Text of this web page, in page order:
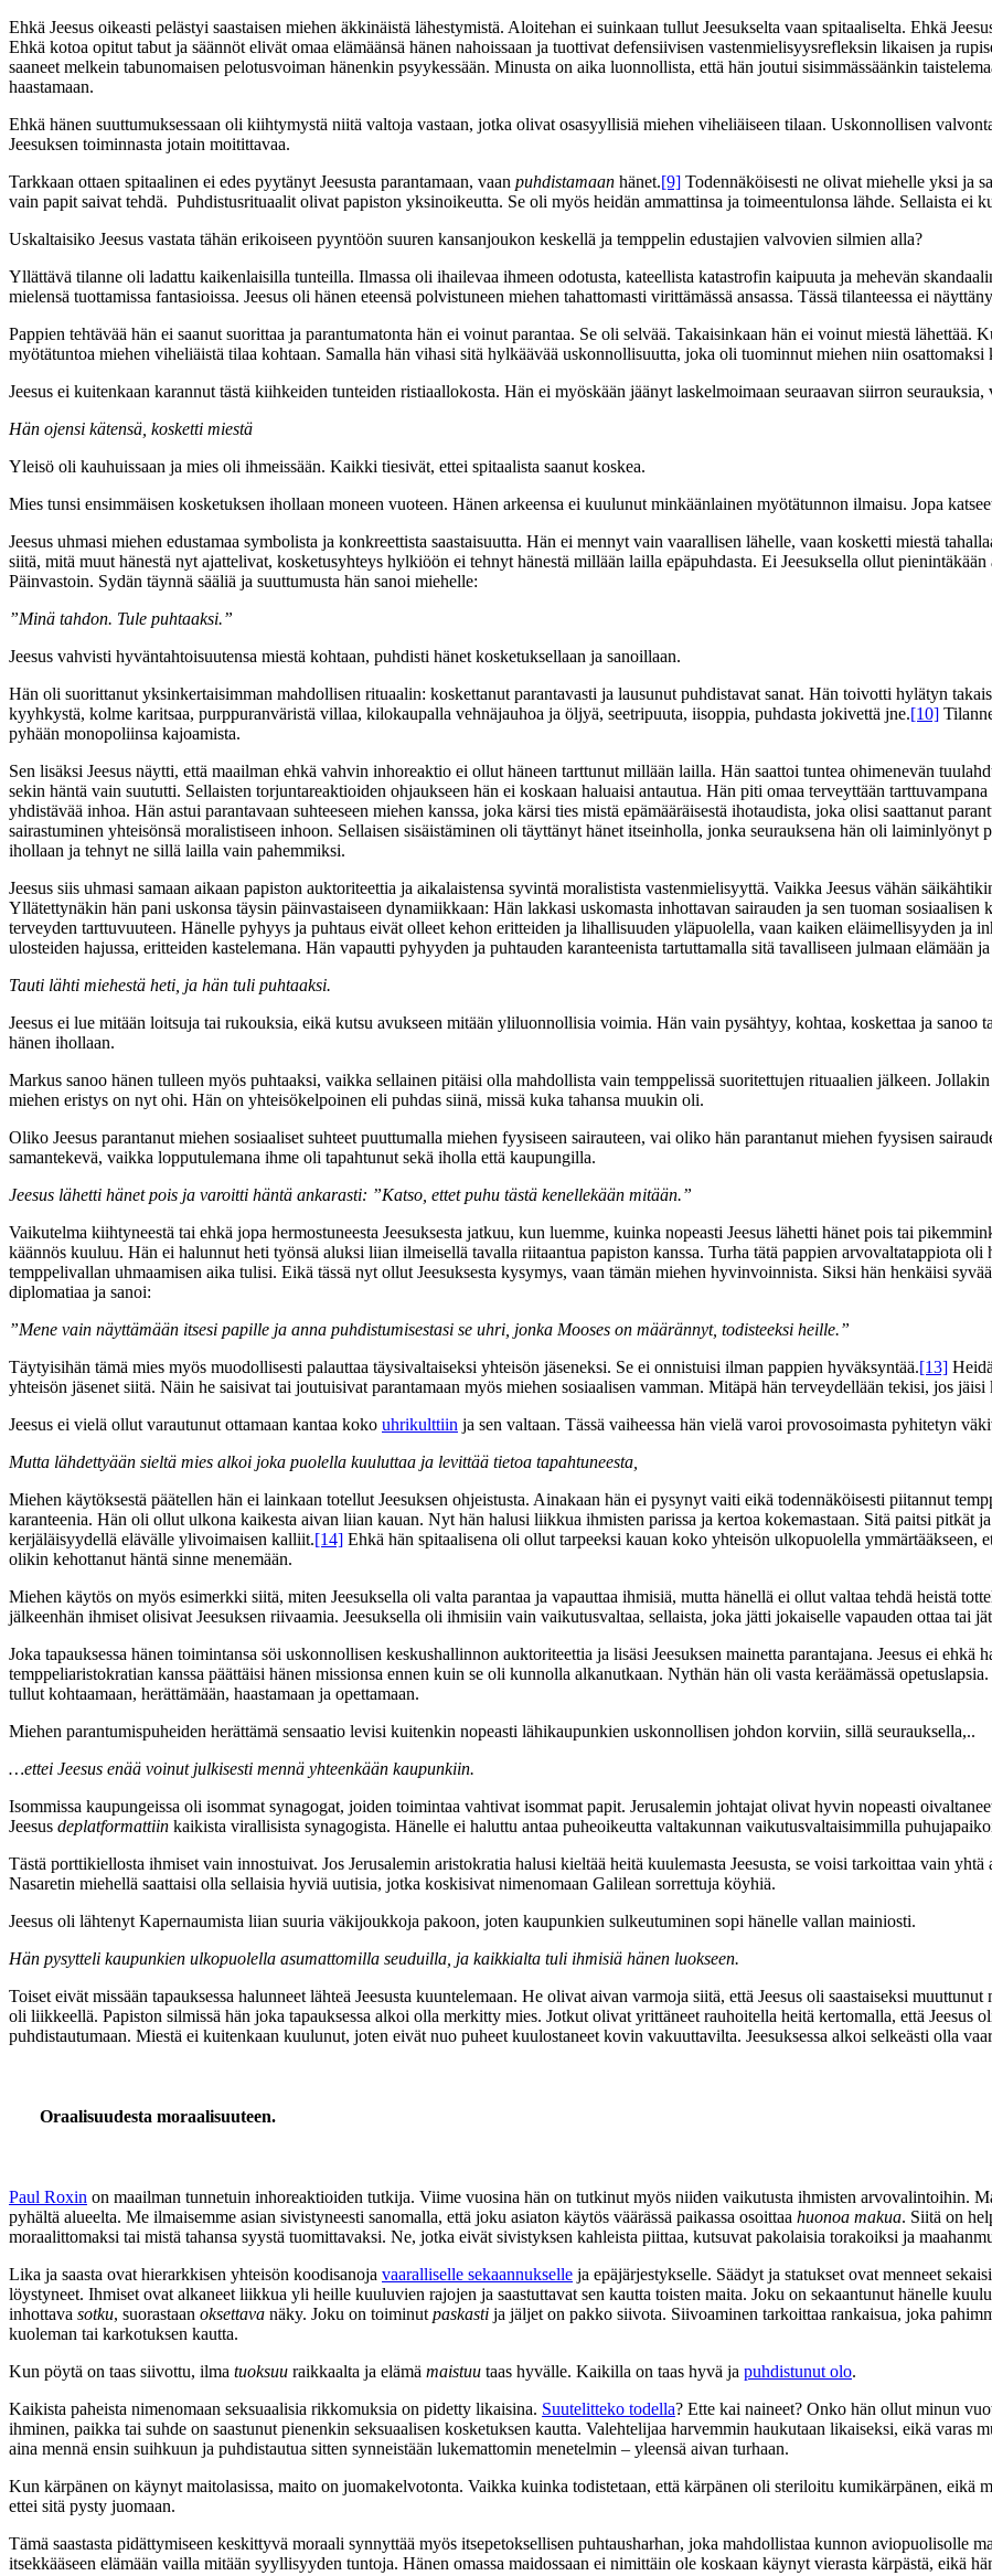
Ehkä Jeesus oikeasti pelästyi saastaisen miehen äkkinäistä lähestymistä. Aloitehan ei suinkaan tullut Jeesukselta vaan spitaaliselta. Ehkä
Ehkä kotoa opitut tabut ja säännöt elivät omaa elämäänsä hänen nahoissaan ja tuottivat defensiivisen vastenmielisyysrefleksin likaisen ja
saaneet melkein tabunomaisen pelotusvoiman hänenkin psyykessään. Minusta on aika luonnollista, että hän joutui sisimmässäänkin
haastamaan.
Ehkä hänen suuttumuksessaan oli kiihtymystä niitä valtoja vastaan, jotka olivat osasyyllisiä miehen viheliäiseen tilaan. Uskonnollisen
Jeesuksen toiminnasta jotain moitittavaa.
Tarkkaan ottaen spitaalinen ei edes pyytänyt Jeesusta parantamaan, vaan puhdistamaan hänet.[9] Todennäköisesti ne olivat miehelle yksi ja
vain papit saivat tehdä. Puhdistusrituaalit olivat papiston yksinoikeutta. Se oli myös heidän ammattinsa ja toimeentulonsa lähde. Sellaista ei
Uskaltaisiko Jeesus vastata tähän erikoiseen pyyntöön suuren kansanjoukon keskellä ja temppelin edustajien valvovien silmien alla?
Yllättävä tilanne oli ladattu kaikenlaisilla tunteilla. Ilmassa oli ihailevaa ihmeen odotusta, kateellista katastrofin kaipuuta ja mehevän
mielensä tuottamissa fantasioissa. Jeesus oli hänen eteensä polvistuneen miehen tahattomasti virittämässä ansassa. Tässä tilanteessa ei
Pappien tehtävää hän ei saanut suorittaa ja parantumatonta hän ei voinut parantaa. Se oli selvää. Takaisinkaan hän ei voinut miestä lähettää.
myötätuntoa miehen viheliäistä tilaa kohtaan. Samalla hän vihasi sitä hylkäävää uskonnollisuutta, joka oli tuominnut miehen niin
Jeesus ei kuitenkaan karannut tästä kiihkeiden tunteiden ristiaallokosta. Hän ei myöskään jäänyt laskelmoimaan seuraavan siirron
Hän ojensi kätensä, kosketti miestä
Yleisö oli kauhuissaan ja mies oli ihmeissään. Kaikki tiesivät, ettei spitaalista saanut koskea.
Mies tunsi ensimmäisen kosketuksen ihollaan moneen vuoteen. Hänen arkeensa ei kuulunut minkäänlainen myötätunnon ilmaisu. Jopa
Jeesus uhmasi miehen edustamaa symbolista ja konkreettista saastaisuutta. Hän ei mennyt vain vaarallisen lähelle, vaan kosketti miestä
siitä, mitä muut hänestä nyt ajattelivat, kosketusyhteys hylkiöön ei tehnyt hänestä millään lailla epäpuhdasta. Ei Jeesuksella ollut
Päinvastoin. Sydän täynnä sääliä ja suuttumusta hän sanoi miehelle:
”Minä tahdon. Tule puhtaaksi.”
Jeesus vahvisti hyväntahtoisuutensa miestä kohtaan, puhdisti hänet kosketuksellaan ja sanoillaan.
Hän oli suorittanut yksinkertaisimman mahdollisen rituaalin: koskettanut parantavasti ja lausunut puhdistavat sanat. Hän toivotti hylätyn
kyyhkystä, kolme karitsaa, purppuranväristä villaa, kilokaupalla vehnäjauhoa ja öljyä, seetripuuta, iisoppia, puhdasta jokivettä jne.[10]
pyhään monopoliinsa kajoamista.
Sen lisäksi Jeesus näytti, että maailman ehkä vahvin inhoreaktio ei ollut häneen tarttunut millään lailla. Hän saattoi tuntea ohimenevän
sekin häntä vain suututti. Sellaisten torjuntareaktioiden ohjaukseen hän ei koskaan haluaisi antautua. Hän piti omaa terveyttään
yhdistävää inhoa. Hän astui parantavaan suhteeseen miehen kanssa, joka kärsi ties mistä epämääräisestä ihotaudista, joka olisi saattanut
sairastuminen yhteisönsä moralistiseen inhoon. Sellaisen sisäistäminen oli täyttänyt hänet itseinholla, jonka seurauksena hän oli
ihollaan ja tehnyt ne sillä lailla vain pahemmiksi.
Jeesus siis uhmasi samaan aikaan papiston auktoriteettia ja aikalaistensa syvintä moralistista vastenmielisyyttä. Vaikka Jeesus vähän
Yllätettynäkin hän pani uskonsa täysin päinvastaiseen dynamiikkaan: Hän lakkasi uskomasta inhottavan sairauden ja sen tuoman
terveyden tarttuvuuteen. Hänelle pyhyys ja puhtaus eivät olleet kehon eritteiden ja lihallisuuden yläpuolella, vaan kaiken eläimellisyyden ja
ulosteiden hajussa, eritteiden kastelemana. Hän vapautti pyhyyden ja puhtauden karanteenista tartuttamalla sitä tavalliseen julmaan elämään
Tauti lähti miehestä heti, ja hän tuli puhtaaksi.
Jeesus ei lue mitään loitsuja tai rukouksia, eikä kutsu avukseen mitään yliluonnollisia voimia. Hän vain pysähtyy, kohtaa, koskettaa ja sanoo
hänen ihollaan.
Markus sanoo hänen tulleen myös puhtaaksi, vaikka sellainen pitäisi olla mahdollista vain temppelissä suoritettujen rituaalien jälkeen.
miehen eristys on nyt ohi. Hän on yhteisökelpoinen eli puhdas siinä, missä kuka tahansa muukin oli.
Oliko Jeesus parantanut miehen sosiaaliset suhteet puuttumalla miehen fyysiseen sairauteen, vai oliko hän parantanut miehen fyysisen
samantekevä, vaikka lopputulemana ihme oli tapahtunut sekä iholla että kaupungilla.
Jeesus lähetti hänet pois ja varoitti häntä ankarasti: ”Katso, ettet puhu tästä kenellekään mitään.”
Vaikutelma kiihtyneestä tai ehkä jopa hermostuneesta Jeesuksesta jatkuu, kun luemme, kuinka nopeasti Jeesus lähetti hänet pois tai
käännös kuuluu. Hän ei halunnut heti työnsä aluksi liian ilmeisellä tavalla riitaantua papiston kanssa. Turha tätä pappien arvovaltatappiota
temppelivallan uhmaamisen aika tulisi. Eikä tässä nyt ollut Jeesuksesta kysymys, vaan tämän miehen hyvinvoinnista. Siksi hän henkäisi
diplomatiaa ja sanoi:
”Mene vain näyttämään itsesi papille ja anna puhdistumisestasi se uhri, jonka Mooses on määrännyt, todisteeksi heille.”
Täytyisihän tämä mies myös muodollisesti palauttaa täysivaltaiseksi yhteisön jäseneksi. Se ei onnistuisi ilman pappien hyväksyntää.[13]
yhteisön jäsenet siitä. Näin he saisivat tai joutuisivat parantamaan myös miehen sosiaalisen vamman. Mitäpä hän terveydellään tekisi, jos
Jeesus ei vielä ollut varautunut ottamaan kantaa koko uhrikulttiin ja sen valtaan. Tässä vaiheessa hän vielä varoi provosoimasta pyhitetyn
Mutta lähdettyään sieltä mies alkoi joka puolella kuuluttaa ja levittää tietoa tapahtuneesta,
Miehen käytöksestä päätellen hän ei lainkaan totellut Jeesuksen ohjeistusta. Ainakaan hän ei pysynyt vaiti eikä todennäköisesti piitannut
karanteenia. Hän oli ollut ulkona kaikesta aivan liian kauan. Nyt hän halusi liikkua ihmisten parissa ja kertoa kokemastaan. Sitä paitsi pitkät
kerjäläisyydellä elävälle ylivoimaisen kalliit.[14] Ehkä hän spitaalisena oli ollut tarpeeksi kauan koko yhteisön ulkopuolella ymmärtääkseen,
olikin kehottanut häntä sinne menemään.
Miehen käytös on myös esimerkki siitä, miten Jeesuksella oli valta parantaa ja vapauttaa ihmisiä, mutta hänellä ei ollut valtaa tehdä heistä
jälkeenhän ihmiset olisivat Jeesuksen riivaamia. Jeesuksella oli ihmisiin vain vaikutusvaltaa, sellaista, joka jätti jokaiselle vapauden ottaa tai
Joka tapauksessa hänen toimintansa söi uskonnollisen keskushallinnon auktoriteettia ja lisäsi Jeesuksen mainetta parantajana. Jeesus ei
temppeliaristokratian kanssa päättäisi hänen missionsa ennen kuin se oli kunnolla alkanutkaan. Nythän hän oli vasta keräämässä
tullut kohtaamaan, herättämään, haastamaan ja opettamaan.
Miehen parantumispuheiden herättämä sensaatio levisi kuitenkin nopeasti lähikaupunkien uskonnollisen johdon korviin, sillä seurauksella,..
…ettei Jeesus enää voinut julkisesti mennä yhteenkään kaupunkiin.
Isommissa kaupungeissa oli isommat synagogat, joiden toimintaa vahtivat isommat papit. Jerusalemin johtajat olivat hyvin nopeasti
Jeesus deplatformattiin kaikista virallisista synagogista. Hänelle ei haluttu antaa puheoikeutta valtakunnan vaikutusvaltaisimmilla
Tästä porttikiellosta ihmiset vain innostuivat. Jos Jerusalemin aristokratia halusi kieltää heitä kuulemasta Jeesusta, se voisi tarkoittaa vain
Nasaretin miehellä saattaisi olla sellaisia hyviä uutisia, jotka koskisivat nimenomaan Galilean sorrettuja köyhiä.
Jeesus oli lähtenyt Kapernaumista liian suuria väkijoukkoja pakoon, joten kaupunkien sulkeutuminen sopi hänelle vallan mainiosti.
Hän pysytteli kaupunkien ulkopuolella asumattomilla seuduilla, ja kaikkialta tuli ihmisiä hänen luokseen.
Toiset eivät missään tapauksessa halunneet lähteä Jeesusta kuuntelemaan. He olivat aivan varmoja siitä, että Jeesus oli saastaiseksi
oli liikkeellä. Papiston silmissä hän joka tapauksessa alkoi olla merkitty mies. Jotkut olivat yrittäneet rauhoitella heitä kertomalla, että Jeesus
puhdistautumaan. Miestä ei kuitenkaan kuulunut, joten eivät nuo puheet kuulostaneet kovin vakuuttavilta. Jeesuksessa alkoi selkeästi olla
Oraalisuudesta moraalisuuteen.
Paul Roxin on maailman tunnetuin inhoreaktioiden tutkija. Viime vuosina hän on tutkinut myös niiden vaikutusta ihmisten arvovalintoihin.
pyhältä alueelta. Me ilmaisemme asian sivistyneesti sanomalla, että joku asiaton käytös väärässä paikassa osoittaa huonoa makua. Siitä on
moraalittomaksi tai mistä tahansa syystä tuomittavaksi. Ne, jotka eivät sivistyksen kahleista piittaa, kutsuvat pakolaisia torakoiksi ja
Lika ja saasta ovat hierarkkisen yhteisön koodisanoja vaaralliselle sekaannukselle ja epäjärjestykselle. Säädyt ja statukset ovat menneet
löystyneet. Ihmiset ovat alkaneet liikkua yli heille kuuluvien rajojen ja saastuttavat sen kautta toisten maita. Joku on sekaantunut hänelle
inhottava sotku, suorastaan oksettava näky. Joku on toiminutpaskasti ja jäljet on pakko siivota. Siivoaminen tarkoittaa rankaisua, joka
kuoleman tai karkotuksen kautta.
Kun pöytä on taas siivottu, ilma tuoksuu raikkaalta ja elämä maistuu taas hyvälle. Kaikilla on taas hyvä ja puhdistunut olo.
Kaikista paheista nimenomaan seksuaalisia rikkomuksia on pidetty likaisina. Suutelitteko todella? Ette kai naineet? Onko hän ollut minun
ihminen, paikka tai suhde on saastunut pienenkin seksuaalisen kosketuksen kautta. Valehtelijaa harvemmin haukutaan likaiseksi, eikä varas
aina mennä ensin suihkuun ja puhdistautua sitten synneistään lukemattomin menetelmin – yleensä aivan turhaan.
Kun kärpänen on käynyt maitolasissa, maito on juomakelvotonta. Vaikka kuinka todistetaan, että kärpänen oli steriloitu kumikärpänen, eikä
ettei sitä pysty juomaan.
Tämä saastasta pidättymiseen keskittyvä moraali synnyttää myös itsepetoksellisen puhtausharhan, joka mahdollistaa kunnon aviopuolisolle
itsekkääseen elämään vailla mitään syyllisyyden tuntoja. Hänen omassa maidossaan ei nimittäin ole koskaan käynyt vierasta kärpästä, eikä